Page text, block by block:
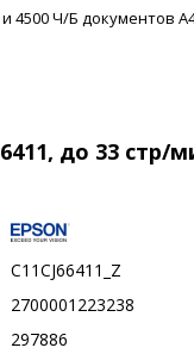
4500 Ч/Б документов
до 33 стр/
C11CJ66411_Z
2700001223238
297886